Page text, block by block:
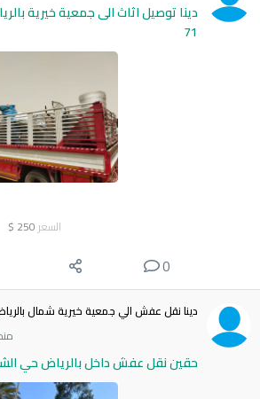
71
السعر 250
$
0
دينا نقل عفش الي جمعية خيرية شمال
منذ 16
حقين نقل عفش داخل بالرياض حي الشفاء حي